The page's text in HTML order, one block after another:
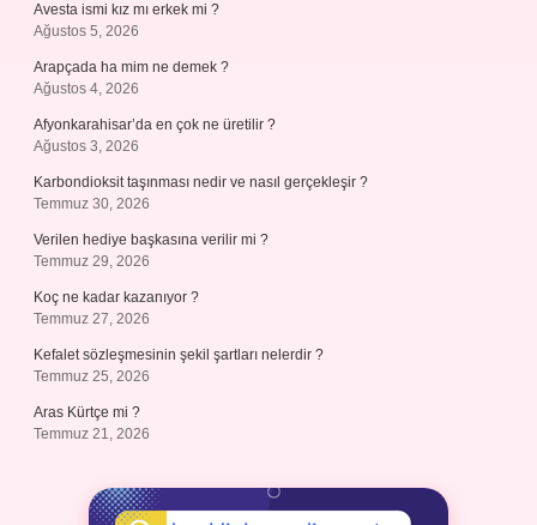
Avesta ismi kız mı erkek mi ?
Ağustos 5, 2026
Arapçada ha mim ne demek ?
Ağustos 4, 2026
Afyonkarahisar’da en çok ne üretilir ?
Ağustos 3, 2026
Karbondioksit taşınması nedir ve nasıl gerçekleşir ?
Temmuz 30, 2026
Verilen hediye başkasına verilir mi ?
Temmuz 29, 2026
Koç ne kadar kazanıyor ?
Temmuz 27, 2026
Kefalet sözleşmesinin şekil şartları nelerdir ?
Temmuz 25, 2026
Aras Kürtçe mi ?
Temmuz 21, 2026